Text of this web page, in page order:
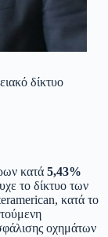
δίκτυο
κατά 5,43%
το δίκτυο των
κατά το
οχημάτων